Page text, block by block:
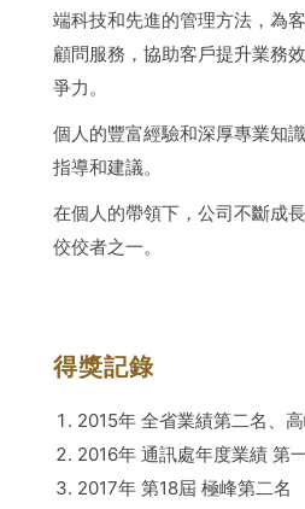
端科技和先進的管理方法，為
顧問服務，協助客戶提升業務
爭力。
個人的豐富經驗和深厚專業知
指導和建議。
在個人的帶領下，公司不斷成
佼佼者之一。
得獎記錄
2015年 全省業績第二名、
2016年 通訊處年度業績 第
2017年 第18屆 極峰第二名